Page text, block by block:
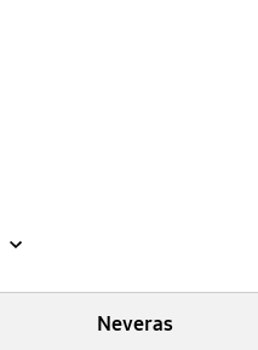
Neveras